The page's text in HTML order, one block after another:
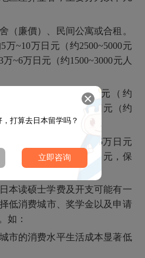
（廉價）、民间公寓或合租。
~10万日元（约2500~5000元
~6万日元（约1500~3000元人
主，月均3万~5万日元（约
食较多，月均5万~8万日元（约
：交通费月均1万~1.5万日元
燃气费月均1万~2万日元，保
万~3万日元。
本读硕士学费及开支可能有一
低消费城市、奖学金以及申请
如：
市的消费水平生活成本显著低
，打算去日本留学吗？
立即咨询